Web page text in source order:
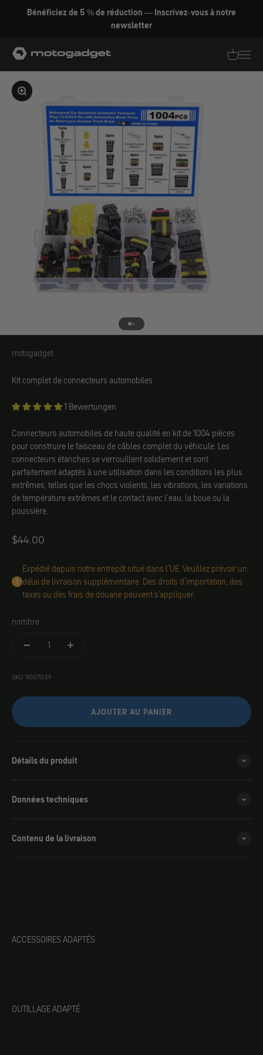
Aller au contenu
Bénéficiez de 5 % de réduction — Inscrivez-vous à notre
newsletter
motogadget GmbH
Agrandir l'image
Aller à l'élément 1
Aller à l'élément 2
motogadget
motogadget
Kit complet de connecteurs automobiles
1 Bewertungen
Connecteurs automobiles de haute qualité en kit de 1004 pièces
pour construire le faisceau de câbles complet du véhicule. Les
connecteurs étanches se verrouillent solidement et sont
parfaitement adaptés à une utilisation dans les conditions les plus
extrêmes, telles que les chocs violents, les vibrations, les variations
de température extrêmes et le contact avec l'eau, la boue ou la
poussière.
Angebot
$44.00
Expédié depuis notre entrepôt situé dans l'UE. Veuillez prévoir un
délai de livraison supplémentaire. Des droits d'importation, des
taxes ou des frais de douane peuvent s'appliquer.
nombre :
SKU: 9007039
AJOUTER AU PANIER
Détails du produit
Données techniques
Contenu de la livraison
ACCESSOIRES ADAPTÉS
OUTILLAGE ADAPTÉ